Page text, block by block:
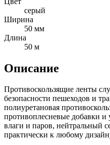
серый
Ширина
50 мм
Длина
50 м
Описание
Противоскользящие ленты
безопасности пешеходов и
полиуретановая
противоплесневые добавки и
влаги и паров, нейтральный
практически к любому